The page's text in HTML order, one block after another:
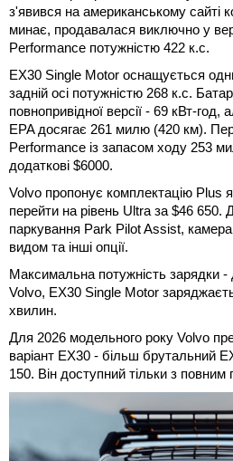
з'явився на американському сайті
минає, продавалася виключно у
Performance потужністю 422 к.с.
EX30 Single Motor оснащується
задній осі потужністю 268 к.с.
повнопривідної версії - 69 кВт-
EPA досягає 261 милю (420 км).
Performance із запасом ходу 253
додаткові $6000.
Volvo пропонує комплектацію Plus
перейти на рівень Ultra за $46 650.
паркування Park Pilot Assist, камера
видом та інші опції.
Максимальна потужність зарядки
Volvo, EX30 Single Motor
хвилин.
Для 2026 модельного року Volvo
варіант EX30 - більш брутальний
150. Він доступний тільки з повним